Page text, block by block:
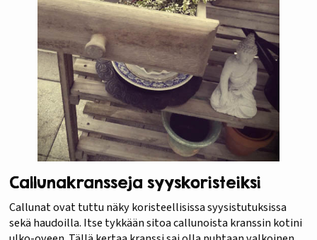
Callunakransseja syyskoristeiksi
Callunat ovat tuttu näky koristeellisissa syysistutuksissa
sekä haudoilla. Itse tykkään sitoa callunoista kranssin kotini